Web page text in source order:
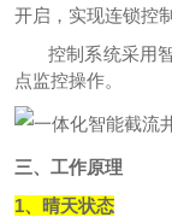
开启，实现连锁控
控制系统采用
点监控操作。
三、工作原理
1、晴天状态